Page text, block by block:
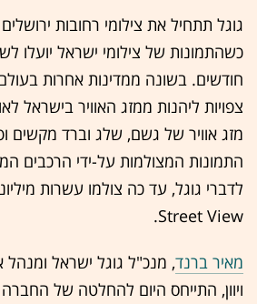
גוגל תתחיל את צילומי רחובות
כשהתמונות של צילומי ישראל יועלו
חודשים. בשונה ממדינות אחרות
צפויות ליהנות ממזג האוויר בישראל
מזג אוויר של גשם, שלג וברד מקשים
התמונות המצולמות על-ידי הרכבים
לדברי גוגל, עד כה צולמו עשרות
Street View.
מאיר ברנד, מנכ"ל גוגל ישראל ומנהל
ויוון, התייחס היום להחלטה של